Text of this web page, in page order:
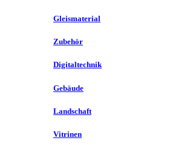
Gleismaterial
Zubehör
Digitaltechnik
Gebäude
Landschaft
Vitrinen